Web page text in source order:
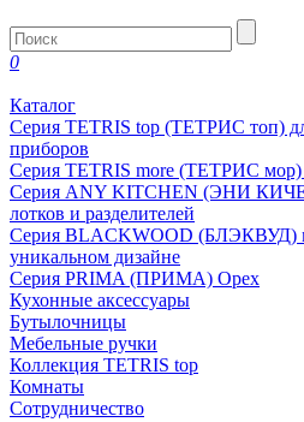
0
Каталог
Серия TETRIS top (ТЕТРИС топ)
приборов
Серия TETRIS more (ТЕТРИС мор)
Серия ANY KITCHEN (ЭНИ
лотков и разделителей
Серия BLACKWOOD (БЛЭКВУД)
уникальном дизайне
Серия PRIMA (ПРИМА) Орех
Кухонные аксессуары
Бутылочницы
Мебельные ручки
Коллекция TETRIS top
Комнаты
Сотрудничество